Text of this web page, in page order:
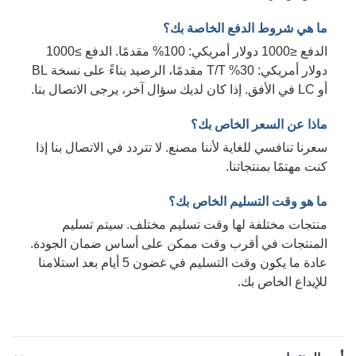
ما هي شروط الدفع الخاصة بك؟
الدفع ≤1000 دولار أمريكي: 100% مقدمًا. الدفع ≥1000
دولار أمريكي: 30% T/T مقدمًا، الرصيد بناءً على نسخة BL
ماذا عن السعر الخاص بك؟
سعرنا تنافسي للغاية لأننا مصنع. لا تتردد في الاتصال بنا إذا
كنت مهتمًا بمنتجاتنا.
ما هو وقت التسليم الخاص بك؟
منتجات مختلفة لها وقت تسليم مختلف. سيتم تسليم
المنتجات في أقرب وقت ممكن على أساس ضمان الجودة.
عادة ما يكون وقت التسليم في غضون 5 أيام بعد استلامنا
للإيداع الخاص بك.